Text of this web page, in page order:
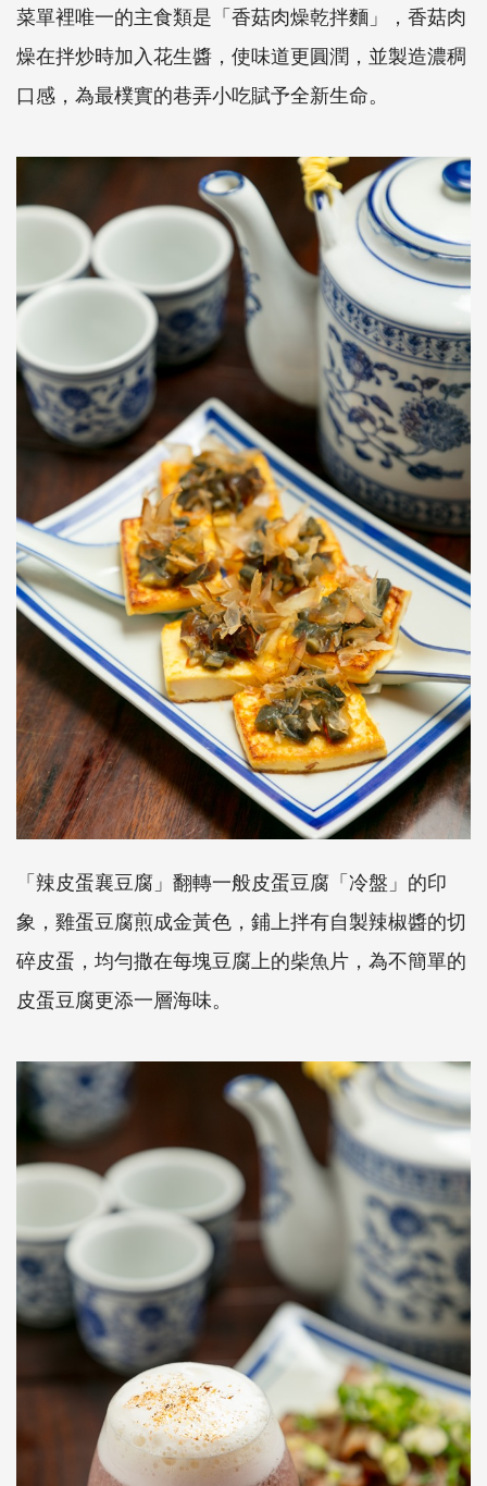
菜單裡唯一的主食類是「香菇肉燥乾拌麵」，香菇肉
燥在拌炒時加入花生醬，使味道更圓潤，並製造濃稠
口感，為最樸實的巷弄小吃賦予全新生命。
「辣皮蛋襄豆腐」翻轉一般皮蛋豆腐「冷盤」的印
象，雞蛋豆腐煎成金黃色，鋪上拌有自製辣椒醬的切
碎皮蛋，均勻撒在每塊豆腐上的柴魚片，為不簡單的
皮蛋豆腐更添一層海味。